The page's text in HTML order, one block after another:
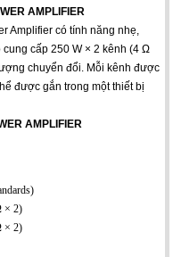
AMPLIFIER
Amplifier có tính năng nhẹ,
cấp 250 W × 2 kênh (4 Ω
chuyển đổi. Mỗi kênh được
được gắn trong một thiết bị
AMPLIFIER
× 2)
× 2)